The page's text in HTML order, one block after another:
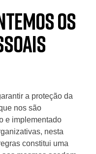
os
a proteção da
nos são
e implementado
nesta
constitui uma